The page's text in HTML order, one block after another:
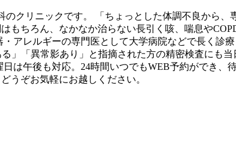
クリニックです。 「ちょっとした体調不良から
ちろん、なかなか治らない長引く咳、喘息や
アレルギーの専門医として大学病院などで長く診
」「異常影あり」と指摘された方の精密検査にも
は午後も対応。24時間いつでもWEB予約ができ、
うぞお気軽にお越しください。